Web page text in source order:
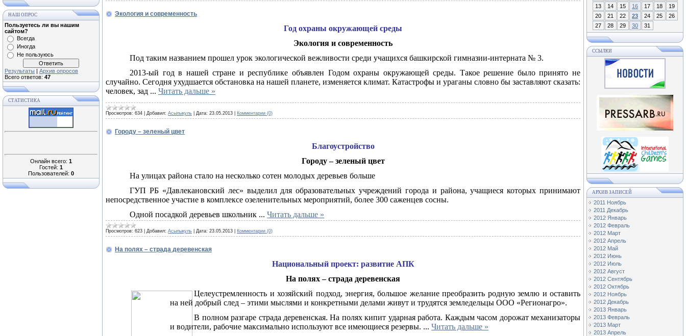
НАШ ОПРОС
Пользуетесь ли вы нашим
сайтом?
Всегда
Иногда
Не пользуюсь
Результаты | Архив опросов
Всего ответов: 47
СТАТИСТИКА
Онлайн всего: 1
Гостей: 1
Пользователей: 0
Экология и современность
Год охраны окружающей среды
Экология и современность
Под таким названием прошел урок экологической вежливости среди учащихся башкирской гимназии-интерната № 3.
2013-ый год в нашей стране и республике объявлен Годом охраны окружающей среды. Такое решение было принято не
случайно. Сегодня ухудшается обстановка на нашей планете, изменяется климат. Катастрофы и ураганы словно бы заставляют сказать:
человек, зад ... Читать дальше »
Просмотров: 634 Добавил: Асылыкуль Дата: 23.05.2013 Комментарии (0)
Городу – зеленый цвет
Благоустройство
Городу – зеленый цвет
На улицах района стало на несколько сотен молодых деревьев больше
ГУП РБ «Давлекановский лес» выделил для образовательных учреждений города и района, учащиеся которых принимают
непосредственное участие в комплексе озеленительных мероприятий, более 300 саженцев сосны.
Одной посадкой деревьев школьник ...Читать дальше »
Просмотров: 623 Добавил: Асылыкуль Дата: 23.05.2013 Комментарии (0)
На полях – страда деревенская
Национальный проект: развитие АПК
На полях – страда деревенская
Целеустремленность и хозяйский подход, энергия, большое желание преобразить родную землю и оставить
на ней добрый след – этими мыслями и конкретными делами живут и трудятся земледельцы ООО «Регионагро».
В полном разгаре страда деревенская. На полях кипит ударная работа. Каждым часом дорожат механизаторы
и водители, рабочие максимально используют все имеющиеся резервы. ... Читать дальше »
13
14 15 16 17 18
19
20
21 22 23 24 25
26
27
28 29 30 31
ССЫЛКИ
АРХИВ ЗАПИСЕЙ
2011 Ноябрь
2011 Декабрь
2012 Январь
2012 Февраль
2012 Март
2012 Апрель
2012 Май
2012 Июнь
2012 Июль
2012 Август
2012 Сентябрь
2012 Октябрь
2012 Ноябрь
2012 Декабрь
2013 Январь
2013 Февраль
2013 Март
2013 Апрель